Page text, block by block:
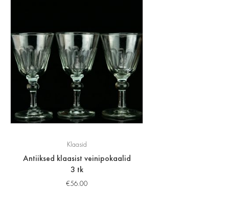
Klaasid
Antiiksed klaasist veinipokaalid
3 tk
€56.00